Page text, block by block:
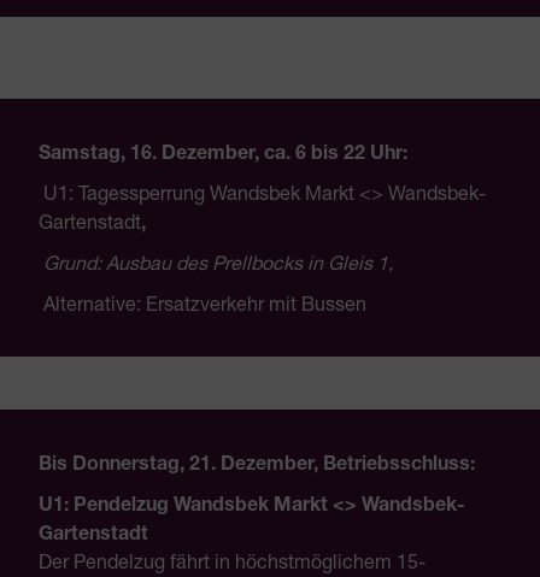
Samstag, 16. Dezember, ca. 6 bis 22 Uhr:
U1: Tagessperrung Wandsbek Markt <> Wandsbek-
Gartenstadt,
Grund: Ausbau des Prellbocks in Gleis 1,
Alternative: Ersatzverkehr mit Bussen
Bis Donnerstag, 21. Dezember, Betriebsschluss:
U1: Pendelzug Wandsbek Markt <> Wandsbek-
Gartenstadt
Der Pendelzug fährt in höchstmöglichem 15-